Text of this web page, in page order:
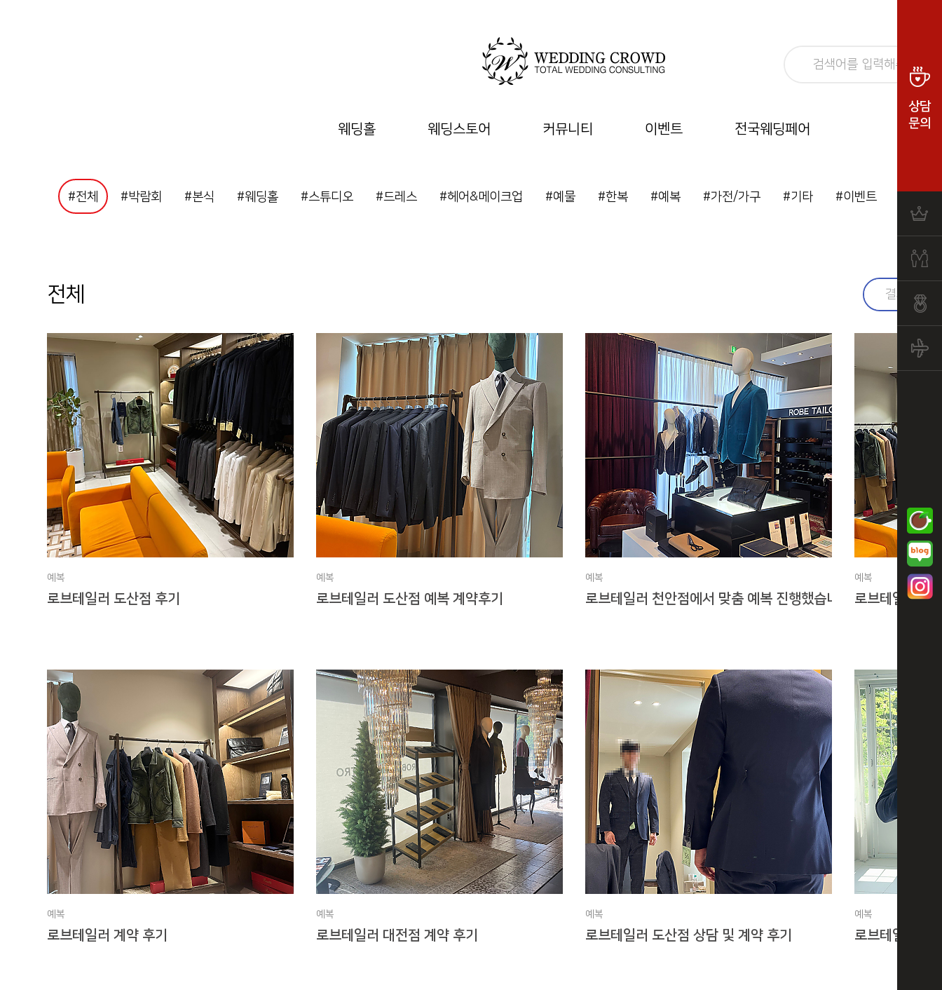
웨딩홀 웨딩스토어 커뮤니티 이벤트 전국웨딩페어
#전체 #박람회 #본식 #웨딩홀 #스튜디오 #드레스 #헤어&메이크업 #예물 #한복 #예복 #가전/가구 #기타 #이벤트
전체
검색
예복
로브테일러 도산점 후기
예복
로브테일러 도산점 예복 계약후기
예복
로브테일러 천안점에서 맞춤 예복 진행했습니다!
예복
로브테일러[도
예복
로브테일러 계약 후기
예복
로브테일러 대전점 계약 후기
예복
로브테일러 도산점 상담 및 계약 후기
예복
로브테일러 도
상담
문의